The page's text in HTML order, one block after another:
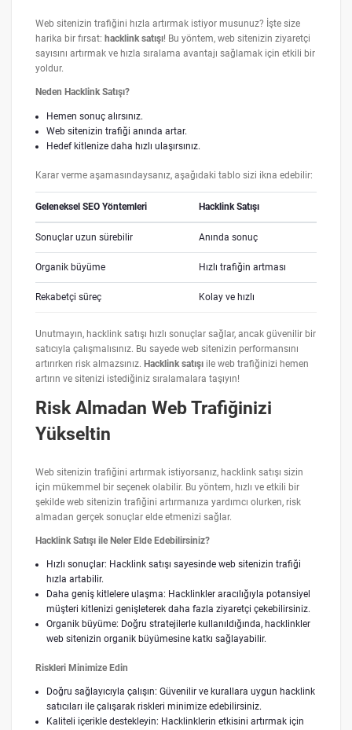
Web sitenizin trafiğini hızla artırmak istiyor musunuz? İşte size
harika bir fırsat: hacklink satışı! Bu yöntem, web sitenizin ziyaretçi
sayısını artırmak ve hızla sıralama avantajı sağlamak için etkili bir
yoldur.
Neden Hacklink Satışı?
Hemen sonuç alırsınız.
Web sitenizin trafiği anında artar.
Hedef kitlenize daha hızlı ulaşırsınız.
Karar verme aşamasındaysanız, aşağıdaki tablo sizi ikna edebilir:
Geleneksel SEO Yöntemleri Hacklink Satışı
Sonuçlar uzun sürebilir Anında sonuç
Organik büyüme Hızlı trafiğin artması
Rekabetçi süreç Kolay ve hızlı
Unutmayın, hacklink satışı hızlı sonuçlar sağlar, ancak güvenilir bir
satıcıyla çalışmalısınız. Bu sayede web sitenizin performansını
artırırken risk almazsınız. Hacklink satışı ile web trafiğinizi hemen
artırın ve sitenizi istediğiniz sıralamalara taşıyın!
Risk Almadan Web Trafiğinizi
Yükseltin
Web sitenizin trafiğini artırmak istiyorsanız, hacklink satışı sizin
için mükemmel bir seçenek olabilir. Bu yöntem, hızlı ve etkili bir
şekilde web sitenizin trafiğini artırmanıza yardımcı olurken, risk
almadan gerçek sonuçlar elde etmenizi sağlar.
Hacklink Satışı ile Neler Elde Edebilirsiniz?
Hızlı sonuçlar: Hacklink satışı sayesinde web sitenizin trafiği
hızla artabilir.
Daha geniş kitlelere ulaşma: Hacklinkler aracılığıyla potansiyel
müşteri kitlenizi genişleterek daha fazla ziyaretçi çekebilirsiniz.
Organik büyüme: Doğru stratejilerle kullanıldığında, hacklinkler
web sitenizin organik büyümesine katkı sağlayabilir.
Riskleri Minimize Edin
Doğru sağlayıcıyla çalışın: Güvenilir ve kurallara uygun hacklink
satıcıları ile çalışarak riskleri minimize edebilirsiniz.
Kaliteli içerikle destekleyin: Hacklinklerin etkisini artırmak için